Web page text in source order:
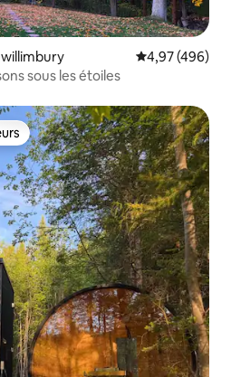
Évaluation
4,97 (496)
sous les étoiles
les plus appréciés